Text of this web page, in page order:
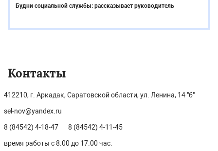
Будни социальной службы: рассказывает руководитель
Контакты
412210, г. Аркадак, Саратовской области, ул. Ленина, 14 "б"
sel-nov@yandex.ru
8 (84542) 4-18-47 8 (84542) 4-11-45
время работы с 8.00 до 17.00 час.